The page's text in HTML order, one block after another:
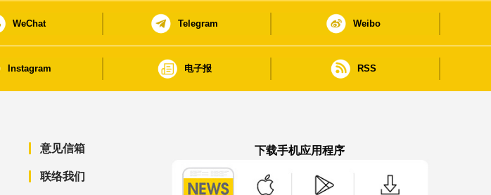
WeChat Telegram Weibo
Instagram 电子报 RSS
意见信箱
联络我们
下载手机应用程序